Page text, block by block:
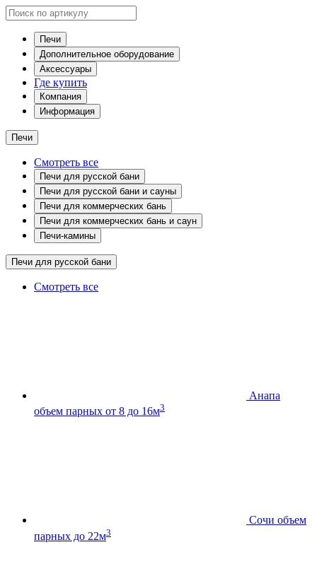
Печи
Дополнительное оборудование
Аксессуары
Где купить
Компания
Информация
Печи
Смотреть все
Печи для русской бани
Печи для русской бани и сауны
Печи для коммерческих бань
Печи для коммерческих бань и саун
Печи-камины
Печи для русской бани
Смотреть все
Анапа
объем парных от 8 до 16м3
Сочи объем
парных до 22м3